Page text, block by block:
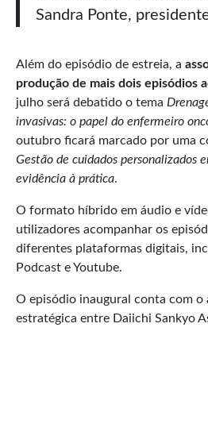
Sandra Ponte,
Além do episódio de estreia, a
produção de mais dois episódios
julho será debatido o tema
invasivas: o papel do enfermeiro
outubro ficará marcado por uma
Gestão de cuidados personalizados
evidência à prática.
O formato híbrido em áudio e
utilizadores acompanhar os
diferentes plataformas digitais,
Podcast e Youtube.
O episódio inaugural conta com o
estratégica entre Daiichi Sankyo